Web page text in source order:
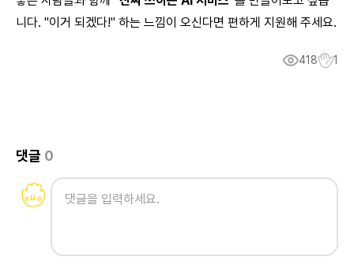
니다. "이거 되겠다!" 하는 느낌이 오신다면 편하게 지원해 주세요.
418 1
댓글 0